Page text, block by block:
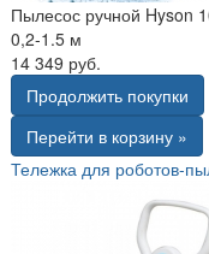
Пылесос ручной Hyson
0,2-1.5 м
14 349 руб.
Продолжить покупки
Перейти в корзину »
Тележка для роботов-